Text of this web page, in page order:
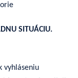
SITUÁCIU.
vyhláseniu